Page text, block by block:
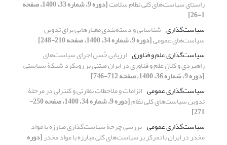
راستای سیاست‌های کلی نظام سلامت [دوره 9، شماره 33، 1400، صفحه
1-26]
سیاست‌گذاری شناسایی و دسته‌بندی معیارهایی برای تدوین
سیاست‌های عمومی[دوره 9، شماره 34، 1400، صفحه 210-248]
سیاست‌گذاری علم و فناوری
ارزیابی حُسن اجرای سیاست‌‎های
راهبردی و کلانِ علم و فناوری در ایران مبتنی بر رویکرد شبکۀ سیاستی
[دوره 9، شماره 36، 1400، صفحه 712-746]
سیاست‌گذاری عمومی الزامات و ملاحظات نظارتی و کنترلی در مرحلۀ
تدوین سیاست‌های کلی نظام [دوره 9، شماره 34، 1400، صفحه 250-
271]
سیاست‌گذاری عمومی بررسی چرخۀ سیاست‌گذاری مبارزه با مواد
مخدر در ایران با تمرکز بر سیاست‌های کلی مبارزه با مواد مخدر[دوره